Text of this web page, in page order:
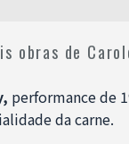
obras de
performance de
da carne.